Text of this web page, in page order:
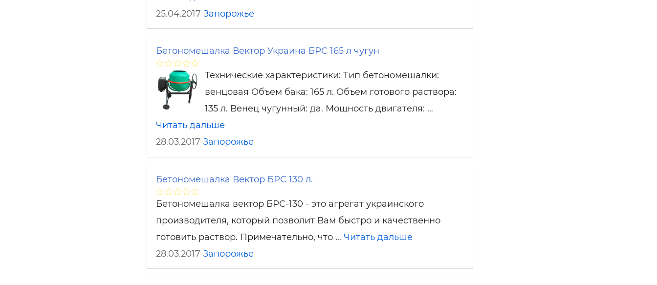
25.04.2017 Запорожье
Бетономешалка Вектор Украина БРС 165 л чугун
Технические характеристики: Тип бетономешалки:
венцовая Объем бака: 165 л. Объем готового раствора:
135 л. Венец чугунный: да. Мощность двигателя: …
Читать дальше
28.03.2017 Запорожье
Бетономешалка Вектор БРС 130 л.
Бетономешалка вектор БРС-130 - это агрегат украинского
производителя, который позволит Вам быстро и качественно
готовить раствор. Примечательно, что … Читать дальше
28.03.2017 Запорожье